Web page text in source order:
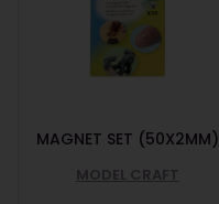
MAGNET SET (50X2MM)
MODEL CRAFT